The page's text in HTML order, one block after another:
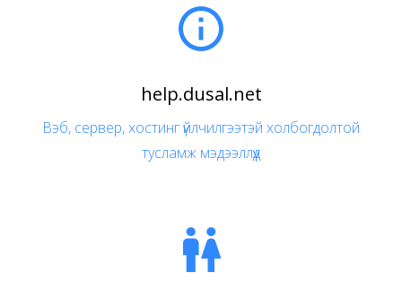

help.dusal.net
Вэб, сервер, хостинг үйлчилгээтэй холбогдолтой
тусламж мэдээллүүд
